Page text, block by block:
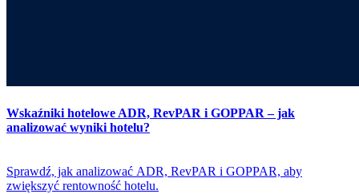
Wskaźniki hotelowe ADR, RevPAR i GOPPAR – jak
analizować wyniki hotelu?
Sprawdź, jak analizować ADR, RevPAR i GOPPAR, aby
zwiększyć rentowność hotelu.